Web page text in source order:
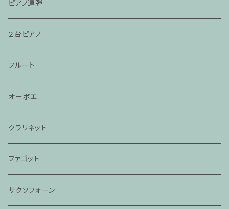
ピアノ連弾
２台ピアノ
フルート
オーボエ
クラリネット
ファゴット
サクソフォーン